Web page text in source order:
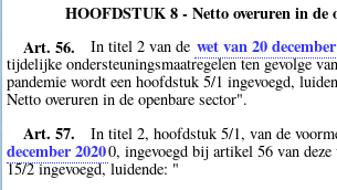
HOOFDSTUK 8 - Netto overuren in de
Art. 56.
In titel 2 van de wet van 20
tijdelijke ondersteuningsmaatregelen ten gevolge
pandemie wordt een hoofdstuk 5/1 ingevoegd,
Netto overuren in de openbare sector".
Art. 57. In titel 2, hoofdstuk 5/1, van de
december 20200, ingevoegd bij artikel 56 van
15/2 ingevoegd, luidende: "